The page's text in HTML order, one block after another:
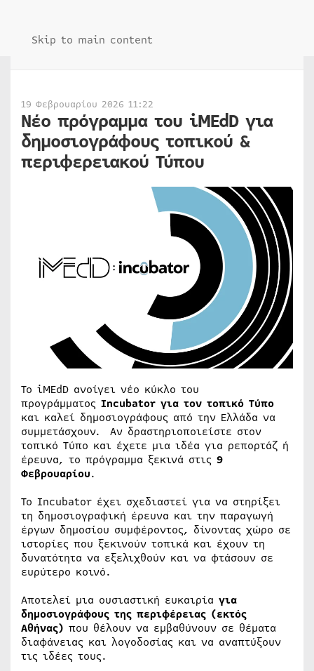
Skip to main content
19 Φεβρουαρίου 2026 11:22
Νέο πρόγραμμα του iMEdD για
δημοσιογράφους τοπικού &
περιφερειακού Τύπου
Το iMEdD ανοίγει νέο κύκλο του
προγράμματος Incubator για τον τοπικό Τύπο
και καλεί δημοσιογράφους από την Ελλάδα να
συμμετάσχουν. Αν δραστηριοποιείστε στον
τοπικό Τύπο και έχετε μια ιδέα για ρεπορτάζ ή
έρευνα, το πρόγραμμα ξεκινά στις 9
Φεβρουαρίου.
Το Incubator έχει σχεδιαστεί για να στηρίξει
τη δημοσιογραφική έρευνα και την παραγωγή
έργων δημοσίου συμφέροντος, δίνοντας χώρο σε
ιστορίες που ξεκινούν τοπικά και έχουν τη
δυνατότητα να εξελιχθούν και να φτάσουν σε
ευρύτερο κοινό.
Αποτελεί μια ουσιαστική ευκαιρία για
δημοσιογράφους της περιφέρειας (εκτός
Αθήνας) που θέλουν να εμβαθύνουν σε θέματα
διαφάνειας και λογοδοσίας και να αναπτύξουν
τις ιδέες τους.